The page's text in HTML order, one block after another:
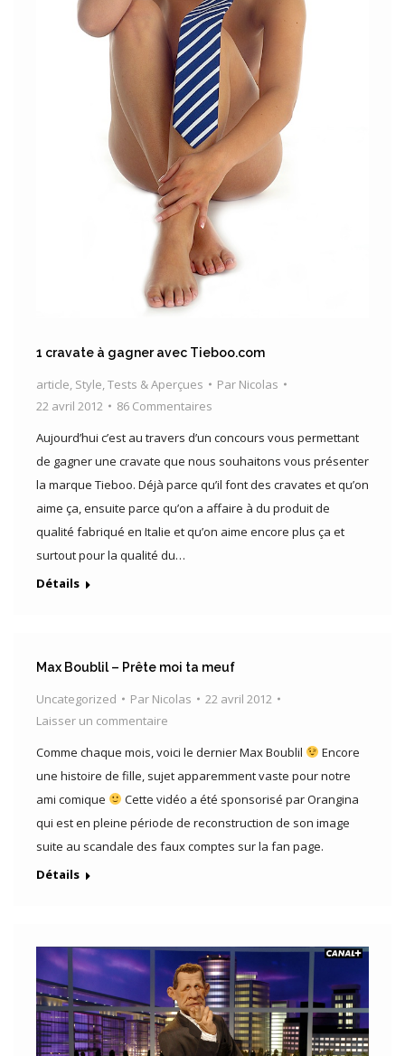
1 cravate à gagner avec Tieboo.com
article, Style,Tests & Aperçues Par Nicolas
22 avril 2012
86 Commentaires
Aujourd’hui c’est au travers d’un concours vous permettant
de gagner une cravate que nous souhaitons vous présenter
la marque Tieboo. Déjà parce qu’il font des cravates et qu’on
aime ça, ensuite parce qu’on a affaire à du produit de
qualité fabriqué en Italie et qu’on aime encore plus ça et
surtout pour la qualité du…
Détails
Max Boublil – Prête moi ta meuf
Uncategorized Par Nicolas
22 avril 2012
Laisser un commentaire
Comme chaque mois, voici le dernier Max Boublil
Encore
une histoire de fille, sujet apparemment vaste pour notre
ami comique
Cette vidéo a été sponsorisé par Orangina
qui est en pleine période de reconstruction de son image
suite au scandale des faux comptes sur la fan page.
Détails